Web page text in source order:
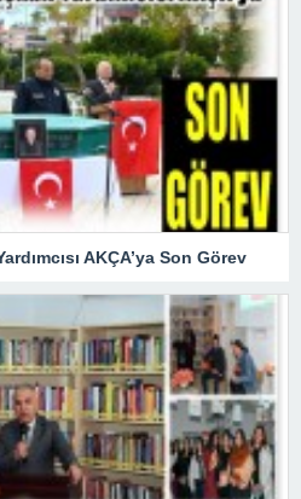
AKÇA’ya Son Görev